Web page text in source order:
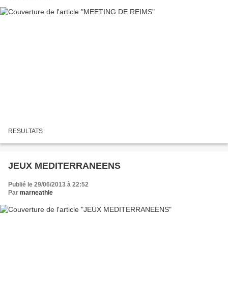
RESULTATS
JEUX MEDITERRANEENS
Publié le 29/06/2013 à 22:52
Par marneathle